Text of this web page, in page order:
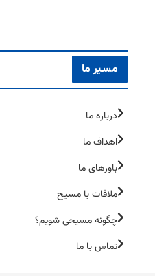
مسیر ما
درباره ما
اهداف ما
باورهای ما
ملاقات با مسیح
چگونه مسیحی شویم؟
تماس با ما